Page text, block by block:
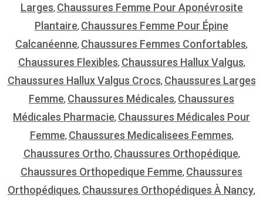
Larges, Chaussures Femme Pour Aponévrosite
Plantaire, Chaussures Femme Pour Épine
Calcanéenne, Chaussures Femmes Confortables,
Chaussures Flexibles, Chaussures Hallux Valgus,
Chaussures Hallux Valgus Crocs, Chaussures Larges
Femme, Chaussures Médicales, Chaussures
Médicales Pharmacie, Chaussures Médicales Pour
Femme, Chaussures Medicalisees Femmes,
Chaussures Ortho, Chaussures Orthopédique,
Chaussures Orthopedique Femme, Chaussures
Orthopédiques, Chaussures Orthopédiques À Nancy,